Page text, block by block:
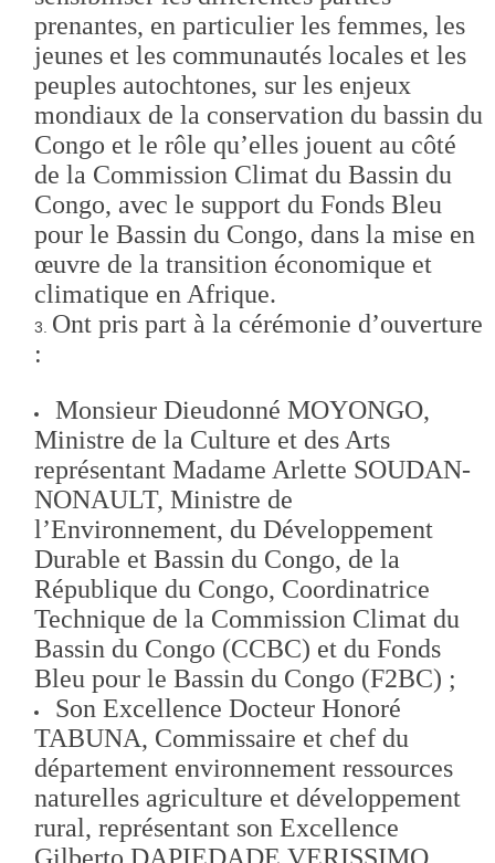
prenantes, en particulier les femmes, les
jeunes et les communautés locales et les
peuples autochtones, sur les enjeux
mondiaux de la conservation du bassin du
Congo et le rôle qu’elles jouent au côté
de la Commission Climat du Bassin du
Congo, avec le support du Fonds Bleu
pour le Bassin du Congo, dans la mise en
œuvre de la transition économique et
climatique en Afrique.
Ont pris part à la cérémonie d’ouverture
:
Monsieur Dieudonné MOYONGO,
Ministre de la Culture et des Arts
représentant Madame Arlette SOUDAN-
NONAULT, Ministre de
l’Environnement, du Développement
Durable et Bassin du Congo, de la
République du Congo, Coordinatrice
Technique de la Commission Climat du
Bassin du Congo (CCBC) et du Fonds
Bleu pour le Bassin du Congo (F2BC) ;
Son Excellence Docteur Honoré
TABUNA, Commissaire et chef du
département environnement ressources
naturelles agriculture et développement
rural, représentant son Excellence
Gilberto DAPIEDADE VERISSIMO,